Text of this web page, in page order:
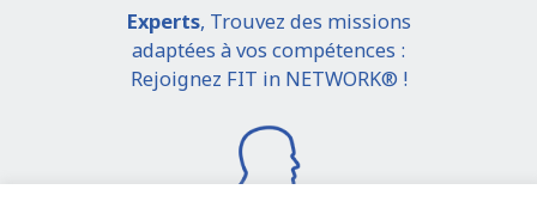
Experts, Trouvez des missions
adaptées à vos compétences :
Rejoignez FIT in NETWORK® !